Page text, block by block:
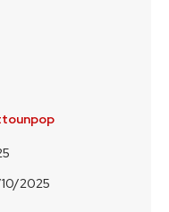
2025